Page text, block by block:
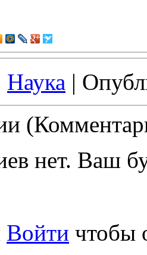
Наука |
нет. Ваш
Войти чтобы